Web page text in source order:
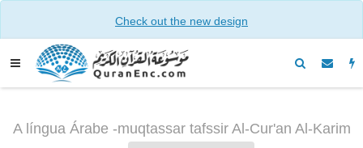
Check out the new design
A língua Árabe -muqtassar tafssir Al-Cur'an Al-Karim